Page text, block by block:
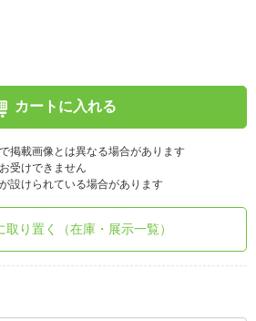
カートに入れる
掲載画像とは異なる場合があります
受けできません
設けられている場合があります
取り置く（在庫・展示一覧）